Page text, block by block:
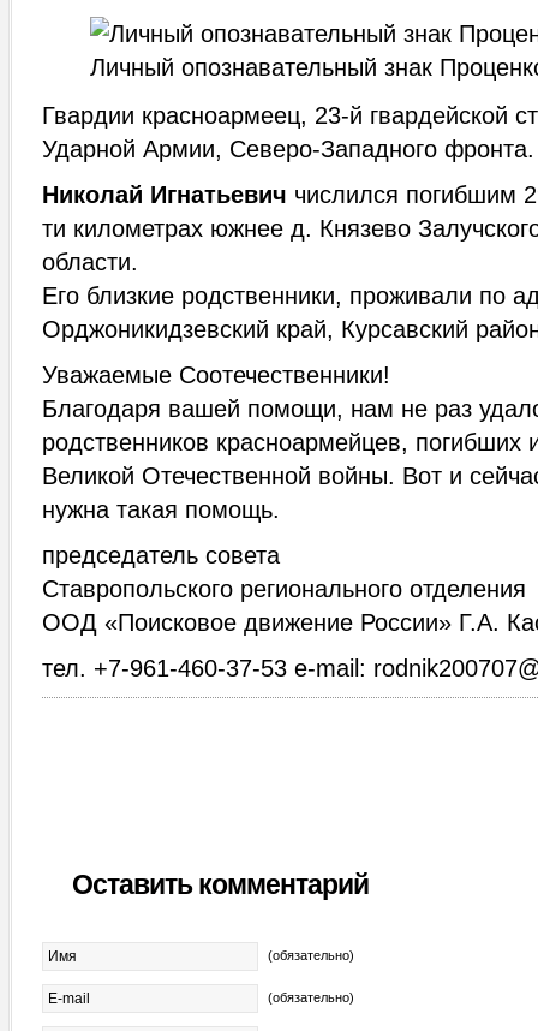
Личный опознавательный знак
Гвардии красноармеец, 23-й гвардейской
Ударной Армии, Северо-Западного фронта.
Николай Игнатьевич числился погибшим
ти километрах южнее д. Князево
области.
Его близкие родственники, проживали по
Орджоникидзевский край, Курсавский
Уважаемые Соотечественники!
Благодаря вашей помощи, нам не раз
родственников красноармейцев, погибших
Великой Отечественной войны. Вот и
нужна такая помощь.
председатель совета
Ставропольского регионального отделения
ООД «Поисковое движение России» Г.А.
тел. +7-961-460-37-53 e-mail:
Оставить комментарий
(обязательно)
(обязательно)